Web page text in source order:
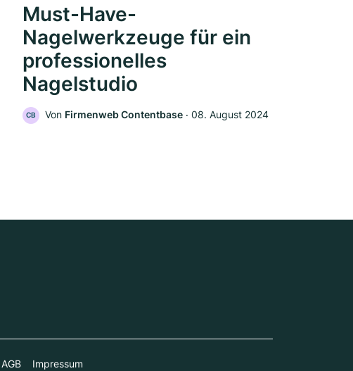
Must-Have-
Nagelwerkzeuge für ein
professionelles
Nagelstudio
CB Von Firmenweb Contentbase ‧ 08. August 2024
AGB Impressum